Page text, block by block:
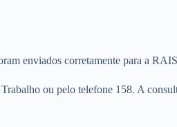
enviados corretamente para a
ou pelo telefone 158. A